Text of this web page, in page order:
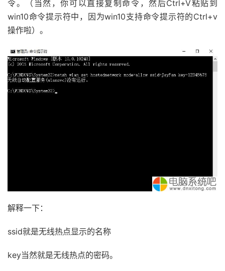
令。（当然，你可以直接复制命令，然后Ctrl+V粘贴到
win10命令提示符中，因为win10支持命令提示符的Ctrl+v
操作啦）。
解释一下：
ssid就是无线热点显示的名称
key当然就是无线热点的密码。